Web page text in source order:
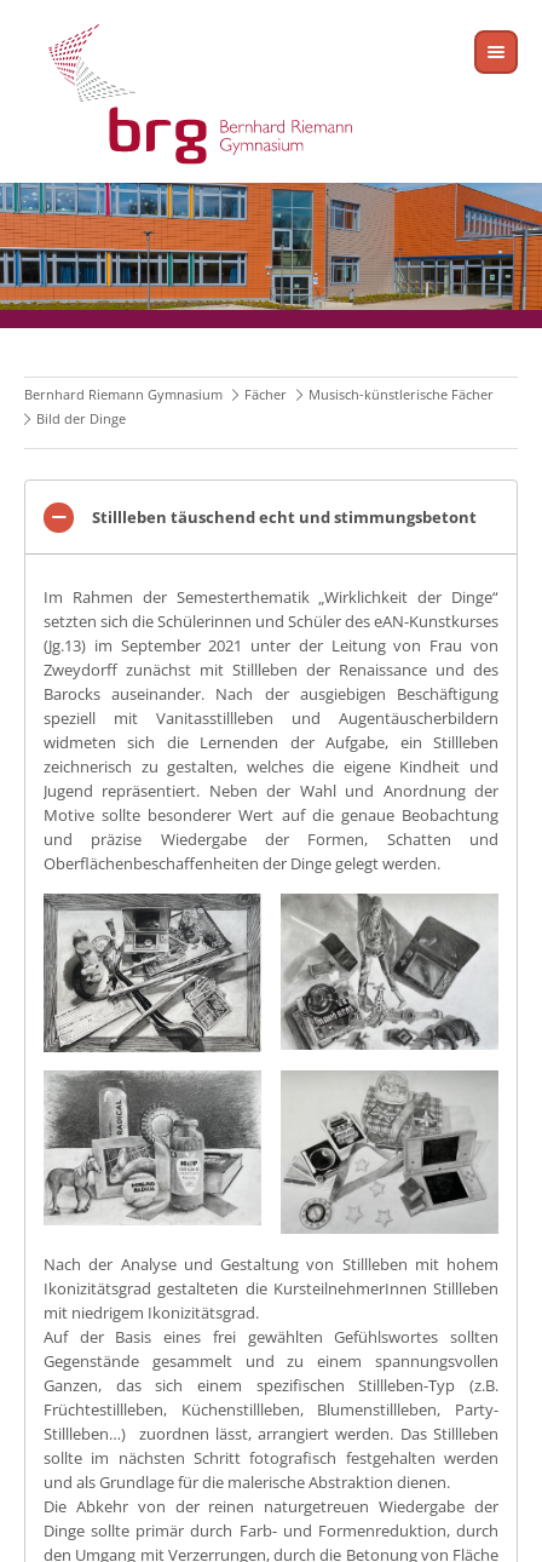
Bernhard Riemann Gymnasium Fächer
Musisch-künstlerische Fächer
Bild der Dinge
Stillleben täuschend echt und stimmungsbetont
Im Rahmen der Semesterthematik „Wirklichkeit der Dinge“
setzten sich die Schülerinnen und Schüler des eAN-Kunstkurses
(Jg.13) im September 2021 unter der Leitung von Frau von
Zweydorff zunächst mit Stillleben der Renaissance und des
Barocks auseinander. Nach der ausgiebigen Beschäftigung
speziell mit Vanitasstillleben und Augentäuscherbildern
widmeten sich die Lernenden der Aufgabe, ein Stillleben
zeichnerisch zu gestalten, welches die eigene Kindheit und
Jugend repräsentiert. Neben der Wahl und Anordnung der
Motive sollte besonderer Wert auf die genaue Beobachtung
und präzise Wiedergabe der Formen, Schatten und
Oberflächenbeschaffenheiten der Dinge gelegt werden.
Nach der Analyse und Gestaltung von Stillleben mit hohem
Ikonizitätsgrad gestalteten die KursteilnehmerInnen Stillleben
mit niedrigem Ikonizitätsgrad.
Auf der Basis eines frei gewählten Gefühlswortes sollten
Gegenstände gesammelt und zu einem spannungsvollen
Ganzen, das sich einem spezifischen Stillleben-Typ (z.B.
Früchtestillleben, Küchenstillleben, Blumenstillleben, Party-
Stillleben…) zuordnen lässt, arrangiert werden. Das Stillleben
sollte im nächsten Schritt fotografisch festgehalten werden
und als Grundlage für die malerische Abstraktion dienen.
Die Abkehr von der reinen naturgetreuen Wiedergabe der
Dinge sollte primär durch Farb- und Formenreduktion, durch
den Umgang mit Verzerrungen, durch die Betonung von Fläche